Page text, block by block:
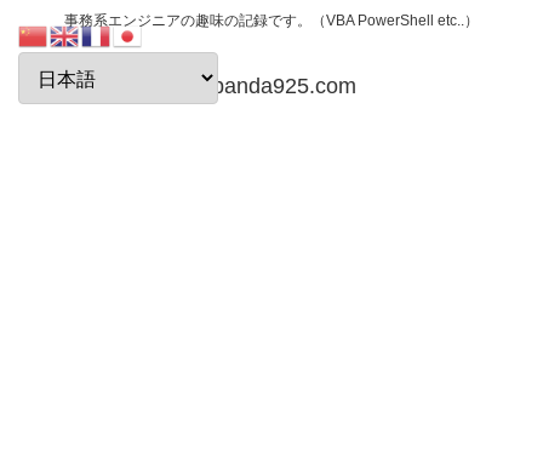
事務系エンジニアの趣味の記録です。（VBA PowerShell etc..）
papanda925.com